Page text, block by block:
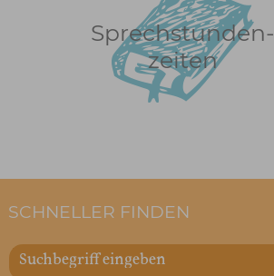
Sprechstunden-
zeiten
SCHNELLER FINDEN